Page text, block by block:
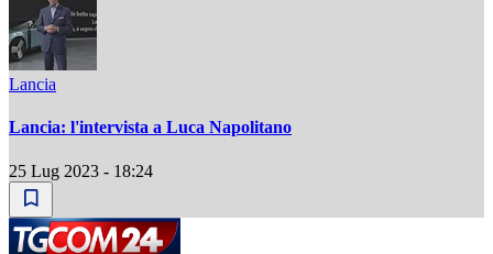
Lancia
Lancia: l'intervista a Luca Napolitano
25 Lug 2023 - 18:24